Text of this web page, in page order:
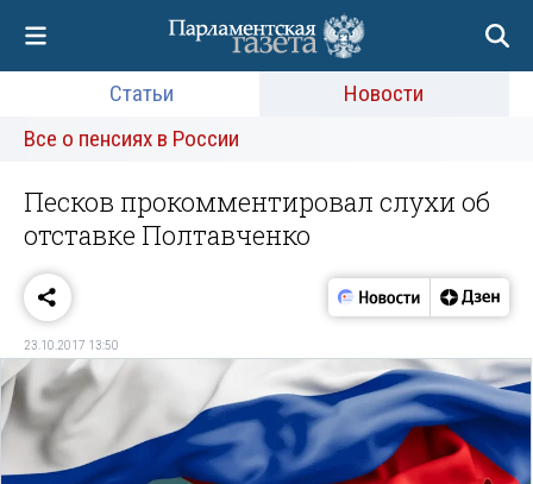
Статьи
Новости
Все о пенсиях в России
Песков прокомментировал слухи об
отставке Полтавченко
23.10.2017 13:50